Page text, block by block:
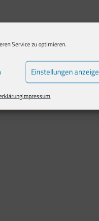
Service zu optimieren.
Einstellungen
Impressum